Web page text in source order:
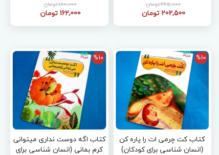
225,000 تومان
202,500 تومان
180,000 تومان
162,000 تومان
%10
کتاب کت چرمی ات را پاره کن
(انسان شناسی برای کودکان)
%10
کتاب اگه دوست نداری میتوانی
کرم بمانی (انسان شناسی برای